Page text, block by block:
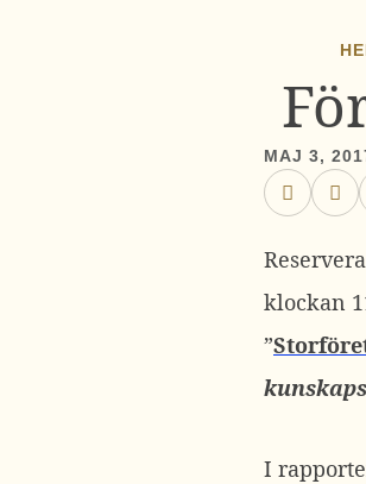
MAJ 3,
klockan
”
I